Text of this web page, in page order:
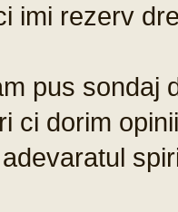
imi rezerv
pus sondaj
ci dorim